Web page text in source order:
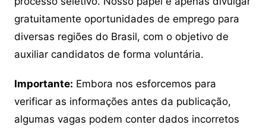
gratuitamente oportunidades de emprego para
diversas regiões do Brasil, com o objetivo de
auxiliar candidatos de forma voluntária.
Importante: Embora nos esforcemos para
verificar as informações antes da publicação,
algumas vagas podem conter dados incorretos